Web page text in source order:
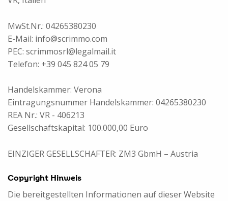
MwSt.Nr.: 04265380230
E-Mail: info@scrimmo.com
PEC: scrimmosrl@legalmail.it
Telefon: +39 045 824 05 79
Handelskammer: Verona
Eintragungsnummer Handelskammer: 04265380230
REA Nr.: VR - 406213
Gesellschaftskapital: 100.000,00 Euro
EINZIGER GESELLSCHAFTER: ZM3 GbmH – Austria
Copyright Hinweis
Die bereitgestellten Informationen auf dieser Website